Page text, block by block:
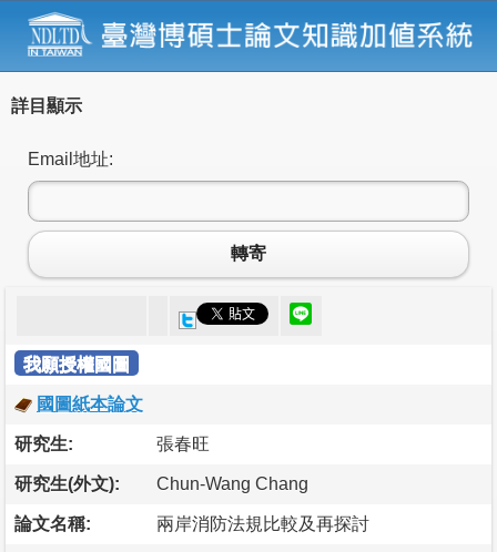
詳目顯示
Email地址:
轉寄
我願授權國圖
國圖紙本論文
研究生: 張春旺
研究生(外文): Chun-Wang Chang
論文名稱: 兩岸消防法規比較及再探討